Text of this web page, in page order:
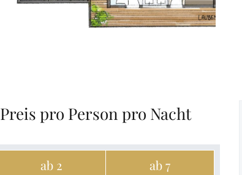
Preis pro Person pro Nacht
ab 2 ab 7